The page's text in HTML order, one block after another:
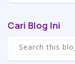
Cari Blog Ini